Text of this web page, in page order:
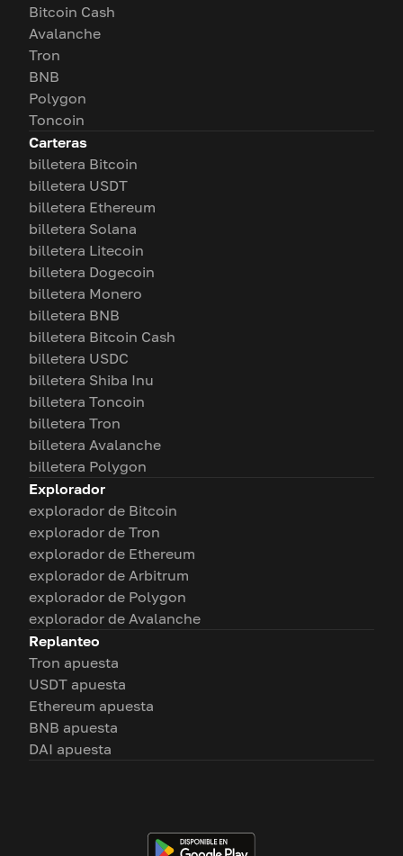
Bitcoin Cash
Avalanche
Tron
BNB
Polygon
Toncoin
Carteras
billetera Bitcoin
billetera USDT
billetera Ethereum
billetera Solana
billetera Litecoin
billetera Dogecoin
billetera Monero
billetera BNB
billetera Bitcoin Cash
billetera USDC
billetera Shiba Inu
billetera Toncoin
billetera Tron
billetera Avalanche
billetera Polygon
Explorador
explorador de Bitcoin
explorador de Tron
explorador de Ethereum
explorador de Arbitrum
explorador de Polygon
explorador de Avalanche
Replanteo
Tron apuesta
USDT apuesta
Ethereum apuesta
BNB apuesta
DAI apuesta